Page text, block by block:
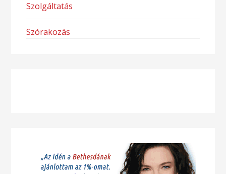
Szolgáltatás
Szórakozás